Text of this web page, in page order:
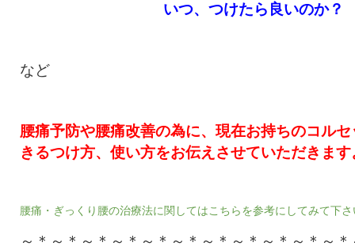
いつ、つけたら良いのか？
など
腰痛予防や腰痛改善の為に、 現在お持ちのコル
きるつけ方、使い方をお伝えさせていただきます
腰痛・ぎっくり腰の治療法に関してはこちらを参考にしてみて下さ
～＊～＊～＊～＊～＊～＊～＊～＊～＊～＊～